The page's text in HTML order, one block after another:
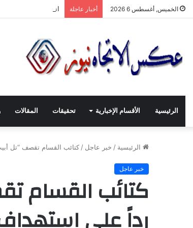
الخميس, أغسطس 6 2026 أخبار عاجلة انطلاقة لجنة
الرئيسية الأقسام الإخبارية تحقيقات المقالات
الرئيسية / خبر عاجل / كتائب القسام تقصف “تل
خبر عاجل
كتائب القسام